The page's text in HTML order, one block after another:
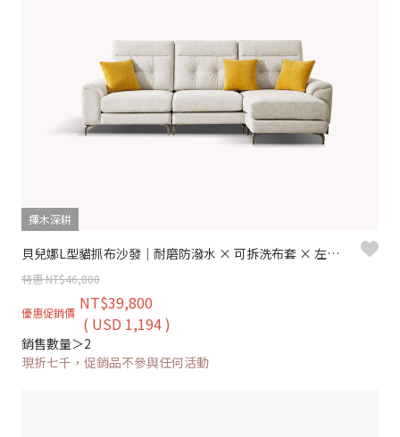
擇木深耕
貝兒娜L型貓抓布沙發｜耐磨防潑水 × 可拆洗布套 × 左右移動腳椅 – 擇木深耕
特惠 NT$46,800
優惠促銷價 NT$39,800
( USD 1,194 )
銷售數量＞2
現折七千，促銷品不參與任何活動